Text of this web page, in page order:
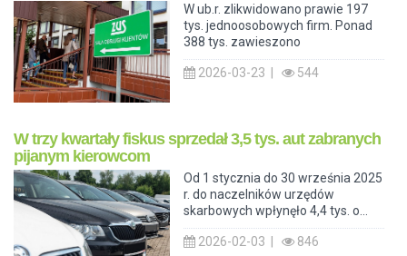
W ub.r. zlikwidowano prawie 197
tys. jednoosobowych firm. Ponad
388 tys. zawieszono
2026-03-23 | 544
W trzy kwartały fiskus sprzedał 3,5 tys. aut zabranych
pijanym kierowcom
Od 1 stycznia do 30 września 2025
r. do naczelników urzędów
skarbowych wpłynęło 4,4 tys. o...
2026-02-03 | 846